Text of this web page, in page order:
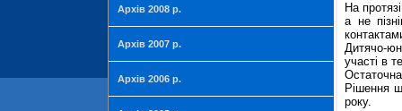
Архів 2008 р.
Архів 2007 р.
Архів 2006 р.
На
а не
Дитячо-
участі в
Рішення
року.